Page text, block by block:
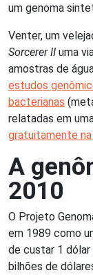
um genoma
Venter, um
Sorcerer II uma
amostras de
estudos
bacterianas
relatadas em
gratuitamente
A
2010
O Projeto
em 1989 como
de custar 1 dólar
bilhões de